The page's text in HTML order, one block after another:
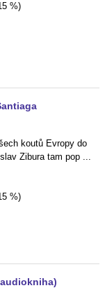
%)
koutů Evropy do
Zibura tam pop ...
%)